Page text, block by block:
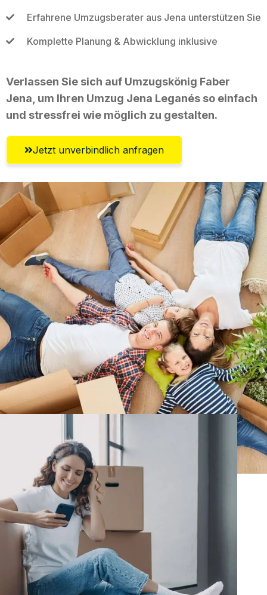
Erfahrene Umzugsberater aus Jena unterstützen Sie
Komplette Planung & Abwicklung inklusive
Verlassen Sie sich auf Umzugskönig Faber
Jena, um Ihren Umzug Jena Leganés so einfach
und stressfrei wie möglich zu gestalten.
Jetzt unverbindlich anfragen